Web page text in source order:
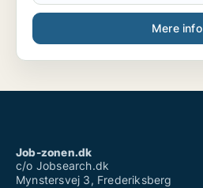
Mere info
Job-zonen.dk
c/o Jobsearch.dk
Mynstersvej 3, Frederiksberg